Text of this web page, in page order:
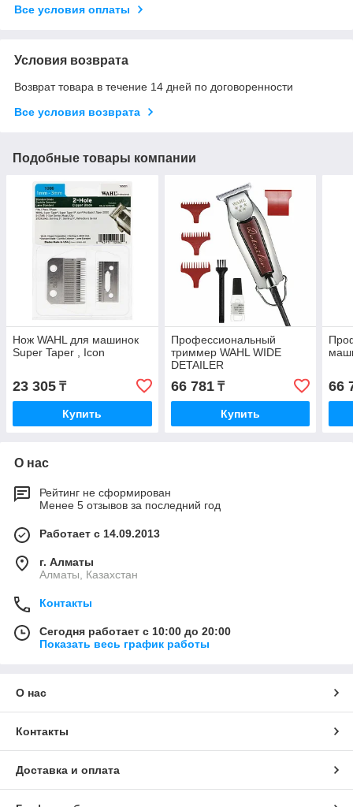
Все условия оплаты
Условия возврата
Возврат товара в течение 14 дней по договоренности
Все условия возврата
Подобные товары компании
Нож WAHL для машинок
Super Taper , Icon
23 305 ₸
Купить
Профессиональный
триммер WAHL WIDE
DETAILER
66 781₸
Купить
66
О нас
Рейтинг не сформирован
Менее 5 отзывов за последний год
Работает с 14.09.2013
г. Алматы
Алматы, Казахстан
Контакты
Сегодня работает с 10:00 до 20:00
Показать весь график работы
О нас
Контакты
Доставка и оплата